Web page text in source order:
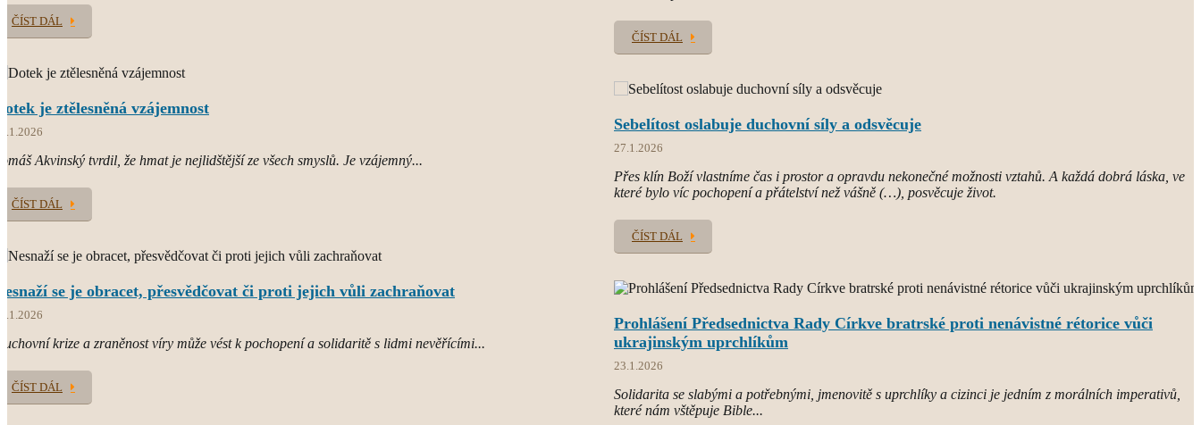
ČÍST DÁL
je ztělesněná vzájemnost
Akvinský tvrdil, že hmat je nejlidštější ze všech smyslů. Je vzájemný...
ČÍST DÁL
se je obracet, přesvědčovat či proti jejich vůli zachraňovat
krize a zraněnost víry může vést k pochopení a solidaritě s lidmi nevěřícími...
ČÍST DÁL
ČÍST DÁL
Sebelítost oslabuje duchovní síly a odsvěcuje
27.1.2026
Přes klín Boží vlastníme čas i prostor a opravdu nekonečné možnosti vztahů. A každá dobrá láska, ve
které bylo víc pochopení a přátelství než vášně (…), posvěcuje život.
ČÍST DÁL
Prohlášení Předsednictva Rady Církve bratrské proti nenávistné rétorice vůči
ukrajinským uprchlíkům
23.1.2026
Solidarita se slabými a potřebnými, jmenovitě s uprchlíky a cizinci je jedním z morálních imperativů,
které nám vštěpuje Bible...